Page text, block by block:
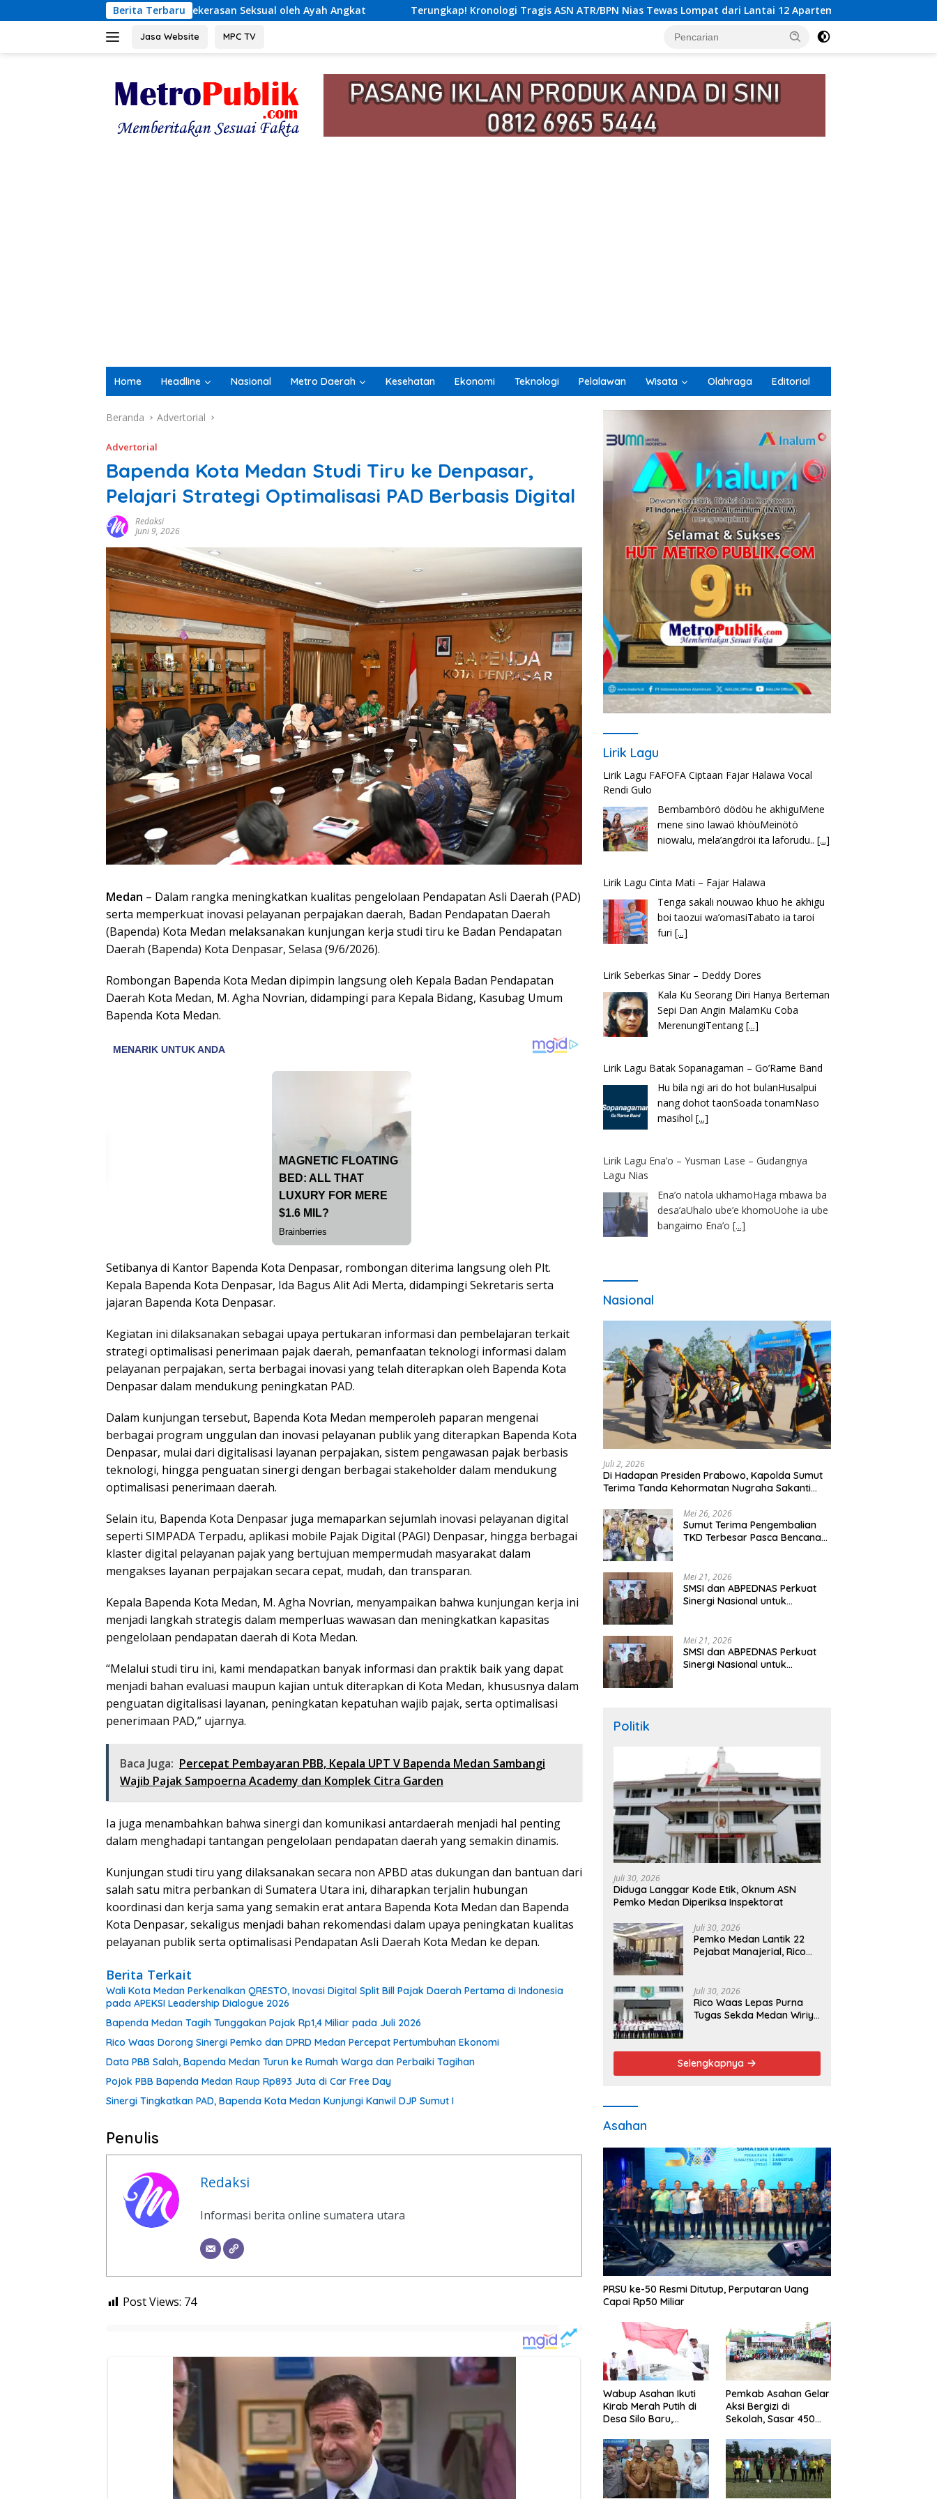
ke
Berita Terbaru
Kekerasan Seksual oleh Ayah Angkat Terungkap! Kronologi Tragis ASN ATR/BPN Nias Tewas Lompat dari Lantai 12 Apartemen, Berawal dari Pesan Wanita Lewat Aplikasi
Jasa Website MPC TV
Home Headline Nasional Metro Daerah Kesehatan Ekonomi Teknologi Pelalawan Wisata Olahraga Editorial
Beranda Advertorial
Advertorial
Bapenda Kota Medan Studi Tiru ke Denpasar,
Pelajari Strategi Optimalisasi PAD Berbasis Digital
Redaksi
Juni 9, 2026
Medan – Dalam rangka meningkatkan kualitas pengelolaan Pendapatan Asli Daerah (PAD)
serta memperkuat inovasi pelayanan perpajakan daerah, Badan Pendapatan Daerah
(Bapenda) Kota Medan melaksanakan kunjungan kerja studi tiru ke Badan Pendapatan
Daerah (Bapenda) Kota Denpasar, Selasa (9/6/2026).
Rombongan Bapenda Kota Medan dipimpin langsung oleh Kepala Badan Pendapatan
Daerah Kota Medan, M. Agha Novrian, didampingi para Kepala Bidang, Kasubag Umum
Bapenda Kota Medan.
Setibanya di Kantor Bapenda Kota Denpasar, rombongan diterima langsung oleh Plt.
Kepala Bapenda Kota Denpasar, Ida Bagus Alit Adi Merta, didampingi Sekretaris serta
jajaran Bapenda Kota Denpasar.
Kegiatan ini dilaksanakan sebagai upaya pertukaran informasi dan pembelajaran terkait
strategi optimalisasi penerimaan pajak daerah, pemanfaatan teknologi informasi dalam
pelayanan perpajakan, serta berbagai inovasi yang telah diterapkan oleh Bapenda Kota
Denpasar dalam mendukung peningkatan PAD.
Dalam kunjungan tersebut, Bapenda Kota Medan memperoleh paparan mengenai
berbagai program unggulan dan inovasi pelayanan publik yang diterapkan Bapenda Kota
Denpasar, mulai dari digitalisasi layanan perpajakan, sistem pengawasan pajak berbasis
teknologi, hingga penguatan sinergi dengan berbagai stakeholder dalam mendukung
optimalisasi penerimaan daerah.
Selain itu, Bapenda Kota Denpasar juga memaparkan sejumlah inovasi pelayanan digital
seperti SIMPADA Terpadu, aplikasi mobile Pajak Digital (PAGI) Denpasar, hingga berbagai
klaster digital pelayanan pajak yang bertujuan mempermudah masyarakat dalam
mengakses layanan perpajakan secara cepat, mudah, dan transparan.
Kepala Bapenda Kota Medan, M. Agha Novrian, menyampaikan bahwa kunjungan kerja ini
menjadi langkah strategis dalam memperluas wawasan dan meningkatkan kapasitas
pengelolaan pendapatan daerah di Kota Medan.
“Melalui studi tiru ini, kami mendapatkan banyak informasi dan praktik baik yang dapat
menjadi bahan evaluasi maupun kajian untuk diterapkan di Kota Medan, khususnya dalam
penguatan digitalisasi layanan, peningkatan kepatuhan wajib pajak, serta optimalisasi
penerimaan PAD,” ujarnya.
Baca Juga: Percepat Pembayaran PBB, Kepala UPT V Bapenda Medan Sambangi
Wajib Pajak Sampoerna Academy dan Komplek Citra Garden
Ia juga menambahkan bahwa sinergi dan komunikasi antardaerah menjadi hal penting
dalam menghadapi tantangan pengelolaan pendapatan daerah yang semakin dinamis.
Kunjungan studi tiru yang dilaksanakan secara non APBD atas dukungan dan bantuan dari
salah satu mitra perbankan di Sumatera Utara ini, diharapkan terjalin hubungan
koordinasi dan kerja sama yang semakin erat antara Bapenda Kota Medan dan Bapenda
Kota Denpasar, sekaligus menjadi bahan rekomendasi dalam upaya peningkatan kualitas
pelayanan publik serta optimalisasi Pendapatan Asli Daerah Kota Medan ke depan.
Berita Terkait
Wali Kota Medan Perkenalkan QRESTO, Inovasi Digital Split Bill Pajak Daerah Pertama di Indonesia
pada APEKSI Leadership Dialogue 2026
Bapenda Medan Tagih Tunggakan Pajak Rp1,4 Miliar pada Juli 2026
Rico Waas Dorong Sinergi Pemko dan DPRD Medan Percepat Pertumbuhan Ekonomi
Data PBB Salah, Bapenda Medan Turun ke Rumah Warga dan Perbaiki Tagihan
Pojok PBB Bapenda Medan Raup Rp893 Juta di Car Free Day
Sinergi Tingkatkan PAD, Bapenda Kota Medan Kunjungi Kanwil DJP Sumut I
Penulis
Redaksi
Informasi berita online sumatera utara
Post Views: 74
Lirik Lagu
Lirik Lagu FAFOFA Ciptaan Fajar Halawa Vocal
Rendi Gulo
Bembambörö dödöu he akhiguMene
mene sino lawaö khöuMeinötö
niowalu, mela’angdröi ita laforudu..[...]
Lirik Lagu Cinta Mati – Fajar Halawa
Tenga sakali nouwao khuo he akhigu
boi taozui wa’omasiTabato ia taroi
furi[...]
Lirik Seberkas Sinar – Deddy Dores
Kala Ku Seorang Diri Hanya Berteman
Sepi Dan Angin MalamKu Coba
MerenungiTentang[...]
Lirik Lagu Batak Sopanagaman – Go’Rame Band
Hu bila ngi ari do hot bulanHusalpui
nang dohot taonSoada tonamNaso
masihol[...]
Lirik Lagu Ena’o – Yusman Lase – Gudangnya
Lagu Nias
Ena’o natola ukhamoHaga mbawa ba
desa’aUhalo ube’e khomoUohe ia ube
bangaimo Ena’o[...]
Nasional
Juli 2, 2026
Di Hadapan Presiden Prabowo, Kapolda Sumut
Terima Tanda Kehormatan Nugraha Sakanti
Mei 26, 2026
Sumut Terima Pengembalian
TKD Terbesar Pasca Bencana
Mei 21, 2026
SMSI dan ABPEDNAS Perkuat
Sinergi Nasional untuk
Mei 21, 2026
SMSI dan ABPEDNAS Perkuat
Sinergi Nasional untuk
Politik
Juli 30, 2026
Diduga Langgar Kode Etik, Oknum ASN
Pemko Medan Diperiksa Inspektorat
Juli 30, 2026
Pemko Medan Lantik 22
Pejabat Manajerial, Rico
Transparan
Juli 30, 2026
Rico Waas Lepas Purna
Tugas Sekda Medan Wiriya
Berakhir
Selengkapnya
Asahan
PRSU ke-50 Resmi Ditutup, Perputaran Uang
Capai Rp50 Miliar
Wabup Asahan Ikuti
Kirab Merah Putih di
Desa Silo Baru,
Menggema
Pemkab Asahan Gelar
Aksi Bergizi di
Sekolah, Sasar 450
Stunting